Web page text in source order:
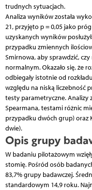
trudnych sytuacjach.
Analiza wyników została
21, przyjęto p = 0,05 jako
uzyskanych wyników
przypadku zmiennych
Smirnowa, aby sprawdzić, czy
normalnym. Okazało się, że
odbiegały istotnie od
względu na niską liczebność
testy parametryczne. Analizy
Spearmana, testami różnic
przypadku dwóch grup) oraz
dwie).
Opis grupy
W badaniu pilotażowym
stomię. Pośród osób
83,7% grupy badawczej.
standardowym 14,9 roku.